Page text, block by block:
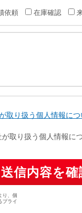
依頼 在庫確認
取り扱う個人情報につ
が取り扱う個人情報に
り、個
プライ